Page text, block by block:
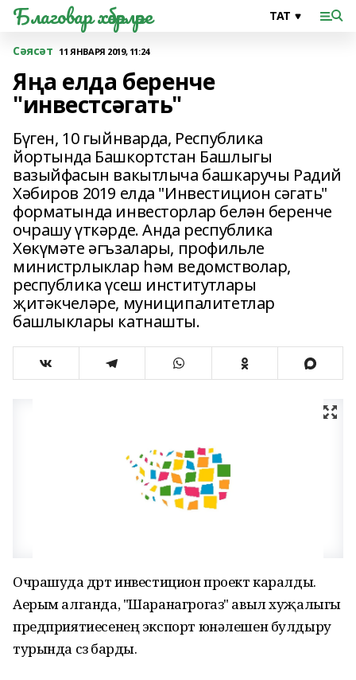
Благовар хәбәрләре
Сәясәт 11 ЯНВАРЯ 2019, 11:24
Яңа елда беренче
"инвестсәгать"
Бүген, 10 гыйнварда, Республика
йортында Башкортстан Башлыгы
вазыйфасын вакытлыча башкаручы Радий
Хәбиров 2019 елда "Инвестицион сәгать"
форматында инвесторлар белән беренче
очрашу үткәрде. Анда республика
Хөкүмәте әгъзалары, профильле
министрлыклар һәм ведомстволар,
республика үсеш институтлары
җитәкчеләре, муниципалитетлар
башлыклары катнашты.
Очрашуда дүрт инвестицион проект каралды.
Аерым алганда, "Шаранагрогаз" авыл хуҗалыгы
предприятиесенең экспорт юнәлешен булдыру
турында сүз барды.